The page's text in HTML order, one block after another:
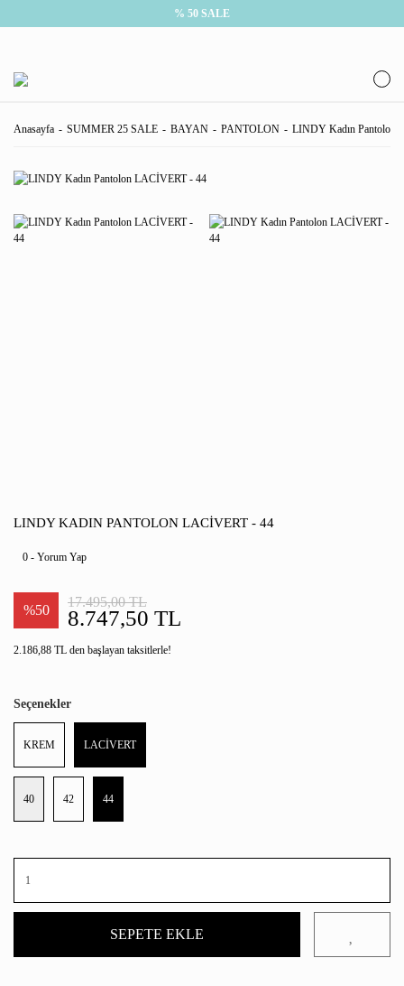
% 50 SALE
Anasayfa SUMMER 25 SALE BAYAN PANTOLON LINDY Kadın Pantolon
LINDY KADIN PANTOLON LACİVERT - 44
0 - Yorum Yap
%50 8.747,50 TL
17.495,00 TL
2.186,88 TL den başlayan taksitlerle!
Seçenekler
KREM LACİVERT
40 42 44
SEPETE EKLE